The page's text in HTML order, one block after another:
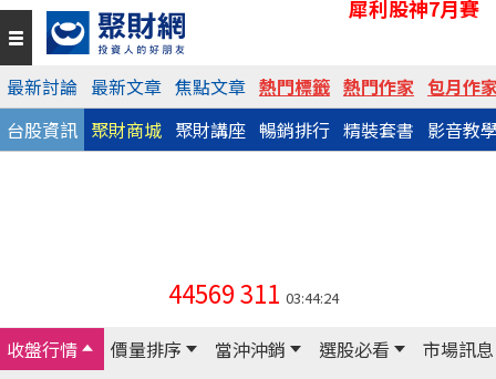
犀利股神7月賽
最新討論 最新文章 焦點文章 熱門標籤 熱門作家 包月作
台股資訊 聚財商城 聚財講座 暢銷排行 精裝套書 影音教
44569311 03:44:24
收盤行情 價量排序 當沖沖銷 選股必看
市場訊息